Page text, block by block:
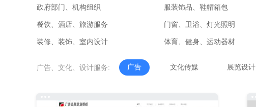
政府部门、机构组织 服装饰品、鞋帽箱包
餐饮、酒店、旅游服务 门窗、卫浴、灯光照明
装修、装饰、室内设计 体育、健身、运动器材
广告、文化、设计服务: 广告 文化传媒 展览设计